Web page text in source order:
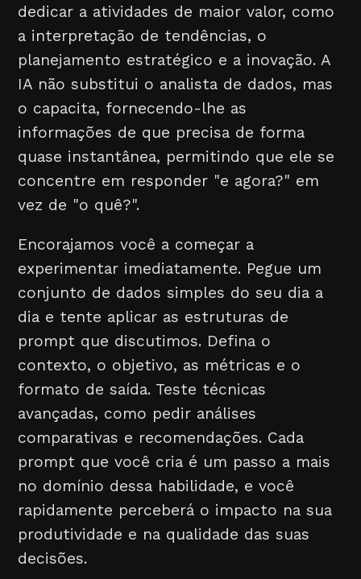
dedicar a atividades de maior valor, como
a interpretação de tendências, o
planejamento estratégico e a inovação. A
IA não substitui o analista de dados, mas
o capacita, fornecendo-lhe as
informações de que precisa de forma
quase instantânea, permitindo que ele se
concentre em responder "e agora?" em
vez de "o quê?".
Encorajamos você a começar a
experimentar imediatamente. Pegue um
conjunto de dados simples do seu dia a
dia e tente aplicar as estruturas de
prompt que discutimos. Defina o
contexto, o objetivo, as métricas e o
formato de saída. Teste técnicas
avançadas, como pedir análises
comparativas e recomendações. Cada
prompt que você cria é um passo a mais
no domínio dessa habilidade, e você
rapidamente perceberá o impacto na sua
produtividade e na qualidade das suas
decisões.